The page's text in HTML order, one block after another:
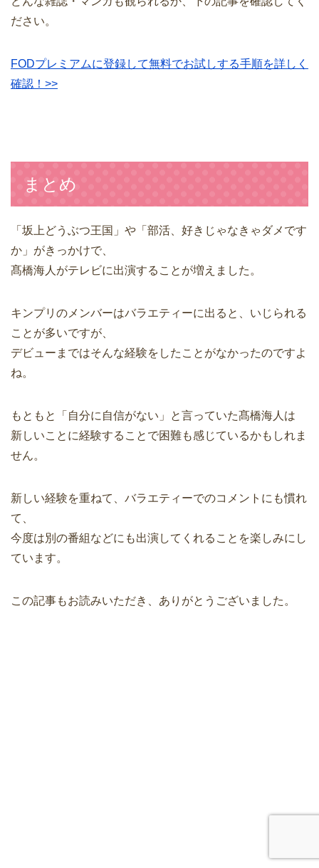
ださい。
FODプレミアムに登録して無料でお試しする手順を詳しく
確認！>>
まとめ
「坂上どうぶつ王国」や「部活、好きじゃなきゃダメです
か」がきっかけで、
髙橋海人がテレビに出演することが増えました。
キンプリのメンバーはバラエティーに出ると、いじられる
ことが多いですが、
デビューまではそんな経験をしたことがなかったのですよ
ね。
もともと「自分に自信がない」と言っていた髙橋海人は
新しいことに経験することで困難も感じているかもしれま
せん。
新しい経験を重ねて、バラエティーでのコメントにも慣れ
て、
今度は別の番組などにも出演してくれることを楽しみにし
ています。
この記事もお読みいただき、ありがとうございました。